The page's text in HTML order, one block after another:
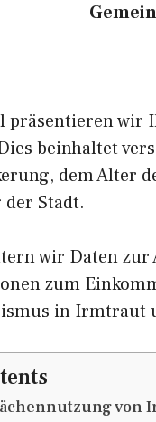
präsentieren wir
beinhaltet
dem Alter
Stadt.
wir Daten
zum
in Irmtraut
von